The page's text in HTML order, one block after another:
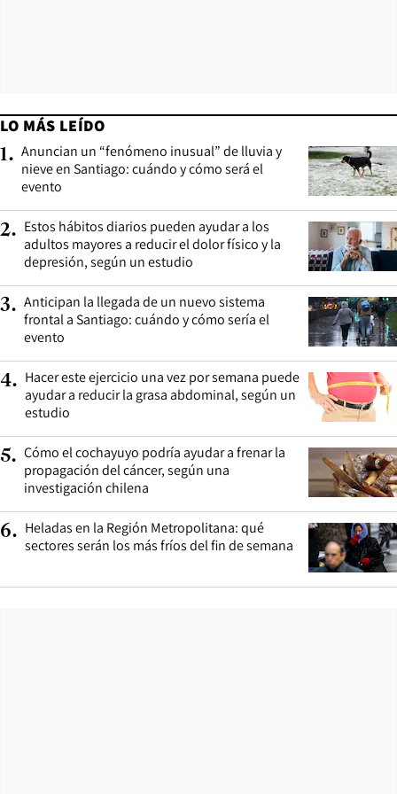
LO MÁS LEÍDO
1. Anuncian un “fenómeno inusual” de lluvia y
nieve en Santiago: cuándo y cómo será el
evento
2. Estos hábitos diarios pueden ayudar a los
adultos mayores a reducir el dolor físico y la
depresión, según un estudio
3. Anticipan la llegada de un nuevo sistema
frontal a Santiago: cuándo y cómo sería el
evento
4. Hacer este ejercicio una vez por semana puede
ayudar a reducir la grasa abdominal, según un
estudio
5. Cómo el cochayuyo podría ayudar a frenar la
propagación del cáncer, según una
investigación chilena
6. Heladas en la Región Metropolitana: qué
sectores serán los más fríos del fin de semana